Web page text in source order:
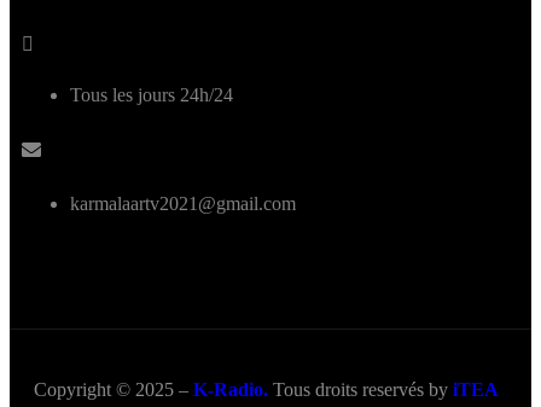
Tous les jours 24h/24
karmalaartv2021@gmail.com
Copyright © 2025 – K-Radio. Tous droits reservés by iTEA